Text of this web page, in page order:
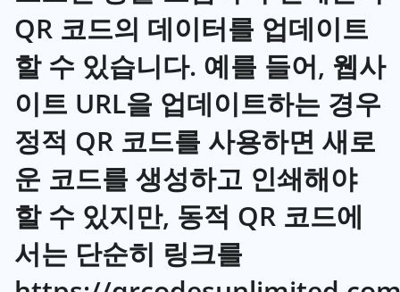
QR 코드의 데이터를 업데이트
할 수 있습니다. 예를 들어, 웹사
이트 URL을 업데이트하는 경우
정적 QR 코드를 사용하면 새로
운 코드를 생성하고 인쇄해야
할 수 있지만, 동적 QR 코드에
서는 단순히 링크를